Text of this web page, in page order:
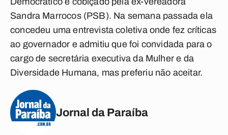
Sandra Marrocos (PSB). Na semana passada ela
concedeu uma entrevista coletiva onde fez críticas
ao governador e admitiu que foi convidada para o
cargo de secretária executiva da Mulher e da
Diversidade Humana, mas preferiu não aceitar.
Jornal da Paraíba